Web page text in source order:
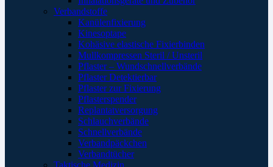
Verbandstoffe
Kanülenfixierung
Kinesoptape
Kohäsive elastische Fixierbinden
Mullkompressen Steril / Unsteril
Pflaster – Wundschnellverbände
Pflaster Detektierbar
Pflaster zur Fixierung
Pflasterspender
Replantatversorgung
Schlauchverbände
Schnellverbände
Verbandpäckchen
Verbandtücher
Taktische Medizin